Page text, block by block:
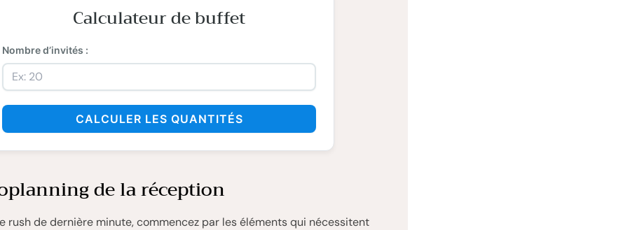
Calculateur de buffet
Nombre d’invités :
CALCULER LES QUANTITÉS
de la réception
rush de dernière minute, commencez par les éléments qui nécessitent